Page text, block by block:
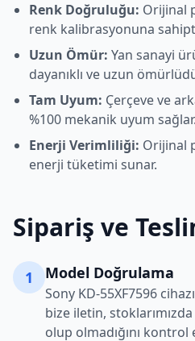
Renk Doğruluğu: Orijinal
renk kalibrasyonuna
Uzun Ömür: Yan sanayi
dayanıklı ve uzun
Tam Uyum: Çerçeve ve
%100 mekanik uyum sağlar.
Enerji Verimliliği: Orijinal
enerji tüketimi sunar.
Sipariş ve
1 Model Doğrulama
Sony KD-55XF7596
bize iletin,
olup olmadığını kontrol